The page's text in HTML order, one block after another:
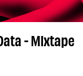
- Mixtape